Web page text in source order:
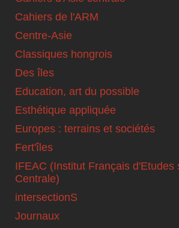
Cahiers de l'ARM
Centre-Asie
Classiques hongrois
Des îles
Education, art du possible
Esthétique appliquée
Europes : terrains et sociétés
Fert'îles
IFEAC (Institut Français d'Etudes
Centrale)
intersectionS
Journaux